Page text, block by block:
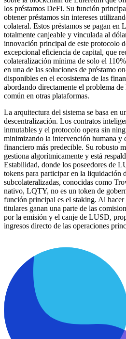
los préstamos DeFi. Su función
obtener préstamos sin intereses
colateral. Estos préstamos se pagan en
totalmente canjeable y vinculada al
innovación principal de este protocolo
excepcional eficiencia de capital, que
colateralización mínima de solo el
en una de las soluciones de préstamo
disponibles en el ecosistema de las
abordando directamente el problema
común en otras plataformas.
La arquitectura del sistema se basa en
descentralización. Los contratos
inmutables y el protocolo opera sin
minimizando la intervención humana y
financiero más predecible. Su robusto
gestiona algorítmicamente y está
Estabilidad, donde los poseedores de
tokens para participar en la liquidación
subcolateralizadas, conocidas como
nativo, LQTY, no es un token de
función principal es el staking. Al
titulares ganan una parte de las
por la emisión y el canje de LUSD,
ingresos directo de las operaciones